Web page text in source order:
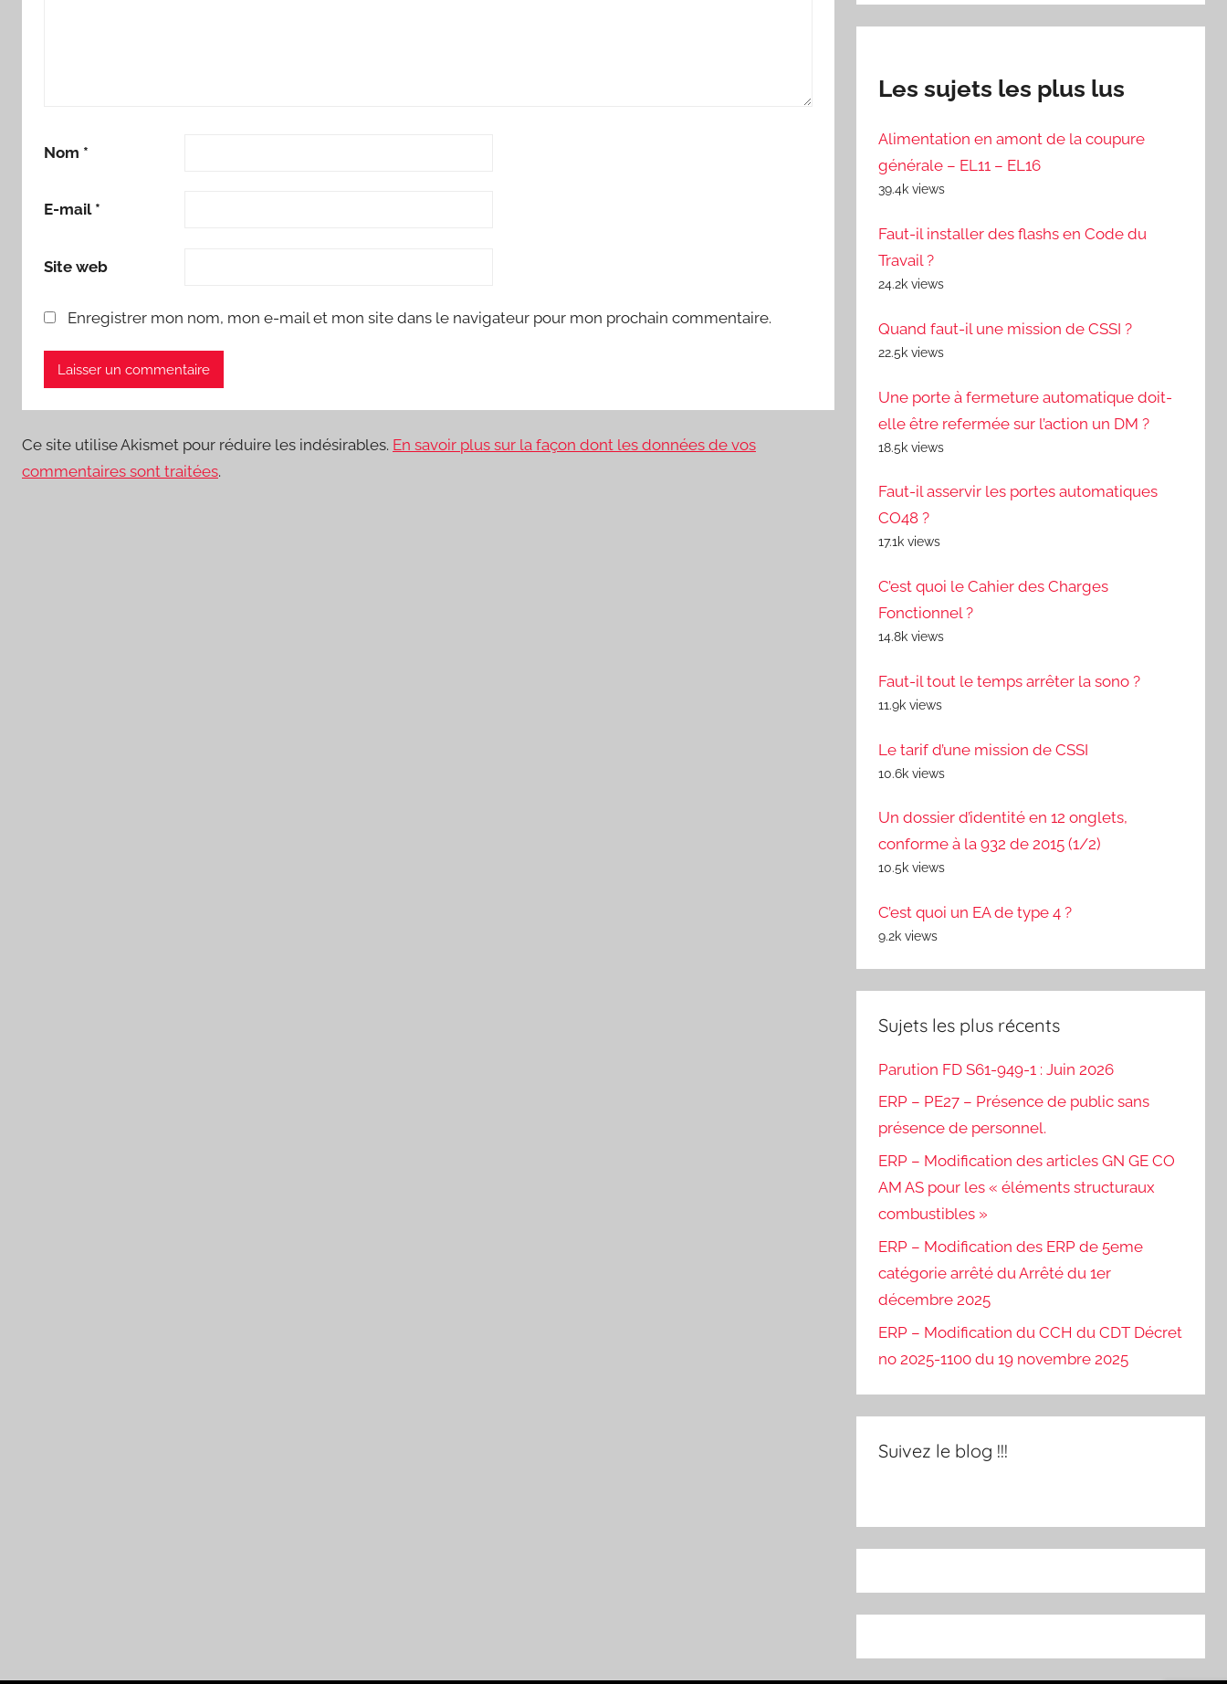
Nom *
E-mail *
Site web
Enregistrer mon nom, mon e-mail et mon site dans le navigateur pour mon prochain commentaire.
Ce site utilise Akismet pour réduire les indésirables. En savoir plus sur la façon dont les données de vos
commentaires sont traitées.
Les sujets les plus lus
Alimentation en amont de la coupure
générale – EL11 – EL16
39.4k views
Faut-il installer des flashs en Code du
Travail ?
24.2k views
Quand faut-il une mission de CSSI ?
22.5k views
Une porte à fermeture automatique doit-
elle être refermée sur l’action un DM ?
18.5k views
Faut-il asservir les portes automatiques
CO48 ?
17.1k views
C’est quoi le Cahier des Charges
Fonctionnel ?
14.8k views
Faut-il tout le temps arrêter la sono ?
11.9k views
Le tarif d’une mission de CSSI
10.6k views
Un dossier d’identité en 12 onglets,
conforme à la 932 de 2015 (1/2)
10.5k views
C’est quoi un EA de type 4 ?
9.2k views
Sujets les plus récents
Parution FD S61-949-1 : Juin 2026
ERP – PE27 – Présence de public sans
présence de personnel.
ERP – Modification des articles GN GE CO
AM AS pour les « éléments structuraux
combustibles »
ERP – Modification des ERP de 5eme
catégorie arrêté du Arrêté du 1er
décembre 2025
ERP – Modification du CCH du CDT Décret
no 2025-1100 du 19 novembre 2025
Suivez le blog !!!